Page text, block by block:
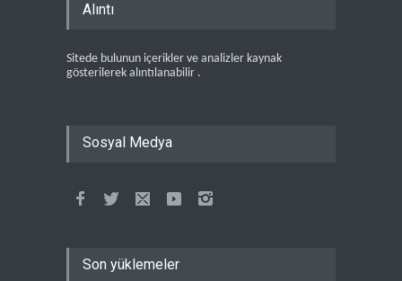
Alıntı
Sitede bulunun içerikler ve analizler kaynak
gösterilerek alıntılanabilir .
Sosyal Medya
Son yüklemeler